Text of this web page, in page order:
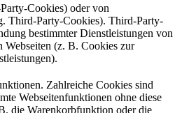
Cookies) oder von
Third-Party-Cookies). Third-Party-
bestimmter Dienstleistungen von
(z. B. Cookies zur
Zahlreiche Cookies sind
Webseitenfunktionen ohne diese
die Warenkorbfunktion oder die